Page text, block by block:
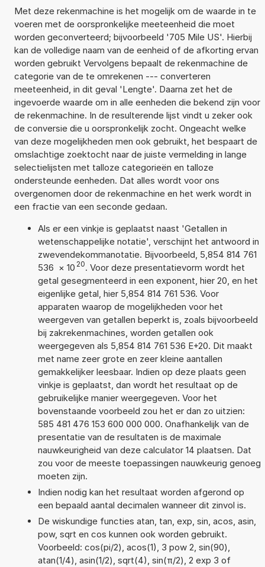
Met deze rekenmachine is het mogelijk om de waarde in te
voeren met de oorspronkelijke meeteenheid die moet
worden geconverteerd; bijvoorbeeld '705 Mile US'. Hierbij
kan de volledige naam van de eenheid of de afkorting ervan
worden gebruikt Vervolgens bepaalt de rekenmachine de
categorie van de te omrekenen --- converteren
meeteenheid, in dit geval 'Lengte'. Daarna zet het de
ingevoerde waarde om in alle eenheden die bekend zijn voor
de rekenmachine. In de resulterende lijst vindt u zeker ook
de conversie die u oorspronkelijk zocht. Ongeacht welke
van deze mogelijkheden men ook gebruikt, het bespaart de
omslachtige zoektocht naar de juiste vermelding in lange
selectielijsten met talloze categorieën en talloze
ondersteunde eenheden. Dat alles wordt voor ons
overgenomen door de rekenmachine en het werk wordt in
een fractie van een seconde gedaan.
Als er een vinkje is geplaatst naast 'Getallen in
wetenschappelijke notatie', verschijnt het antwoord in
zwevendekommanotatie. Bijvoorbeeld, 5,854 814 761
536 × 10 20. Voor deze presentatievorm wordt het
getal gesegmenteerd in een exponent, hier 20, en het
eigenlijke getal, hier 5,854 814 761 536. Voor
apparaten waarop de mogelijkheden voor het
weergeven van getallen beperkt is, zoals bijvoorbeeld
bij zakrekenmachines, worden getallen ook
weergegeven als 5,854 814 761 536 E+20. Dit maakt
met name zeer grote en zeer kleine aantallen
gemakkelijker leesbaar. Indien op deze plaats geen
vinkje is geplaatst, dan wordt het resultaat op de
gebruikelijke manier weergegeven. Voor het
bovenstaande voorbeeld zou het er dan zo uitzien:
585 481 476 153 600 000 000. Onafhankelijk van de
presentatie van de resultaten is de maximale
nauwkeurigheid van deze calculator 14 plaatsen. Dat
zou voor de meeste toepassingen nauwkeurig genoeg
moeten zijn.
Indien nodig kan het resultaat worden afgerond op
een bepaald aantal decimalen wanneer dit zinvol is.
De wiskundige functies atan, tan, exp, sin, acos, asin,
pow, sqrt en cos kunnen ook worden gebruikt.
Voorbeeld: cos(pi/2), acos(1), 3 pow 2, sin(90),
atan(1/4), asin(1/2), sqrt(4), sin(π/2), 2 exp 3 of